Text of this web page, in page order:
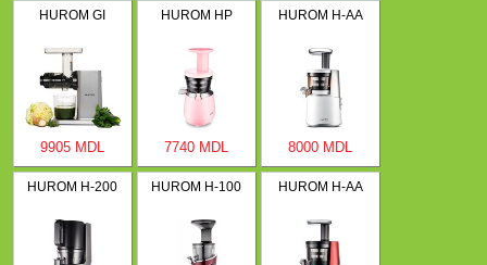
HUROM GI
9905 MDL
HUROM HP
7740 MDL
HUROM H-AA
8000 MDL
HUROM H-200 HUROM H-100 HUROM H-AA